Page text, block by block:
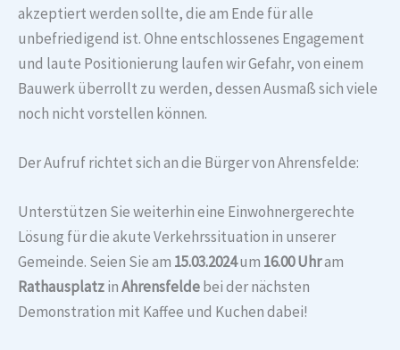
akzeptiert werden sollte, die am Ende für alle
unbefriedigend ist. Ohne entschlossenes Engagement
und laute Positionierung laufen wir Gefahr, von einem
Bauwerk überrollt zu werden, dessen Ausmaß sich viele
noch nicht vorstellen können.
Der Aufruf richtet sich an die Bürger von Ahrensfelde:
Unterstützen Sie weiterhin eine Einwohnergerechte
Lösung für die akute Verkehrssituation in unserer
Gemeinde. Seien Sie am 15.03.2024um 16.00 Uhram
RathausplatzinAhrensfeldebei der nächsten
Demonstration mit Kaffee und Kuchen dabei!